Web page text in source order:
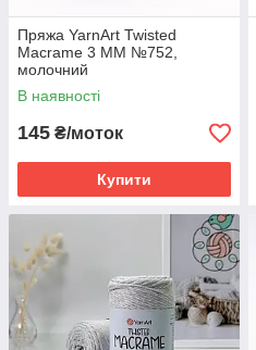
Пряжа YarnArt Twisted
Macrame 3 MM №752,
молочний
В наявності
145 ₴/моток
Купити